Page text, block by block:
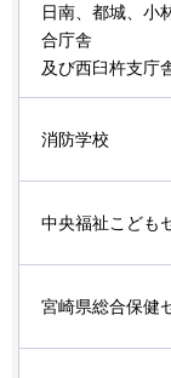
日南、都城、小
合庁舎
及び西臼杵支庁
消防学校
中央福祉こども
宮崎県総合保健